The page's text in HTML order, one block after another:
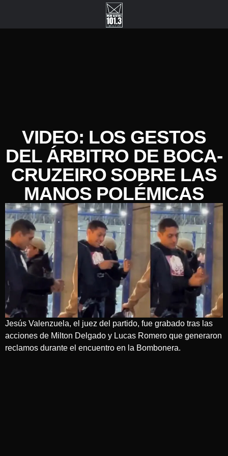
VIDEO: LOS GESTOS
DEL ÁRBITRO DE BOCA-
CRUZEIRO SOBRE LAS
MANOS POLÉMICAS
Jesús Valenzuela, el juez del partido, fue grabado tras las
acciones de Milton Delgado y Lucas Romero que generaron
reclamos durante el encuentro en la Bombonera.